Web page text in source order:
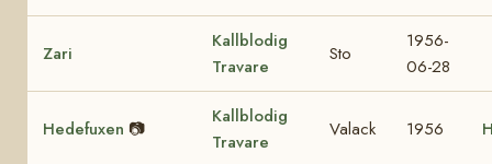
Zari
Kallblodig
Travare
Sto
1956-
06-28
Hedefuxen 📷
Kallblodig
Travare
Valack 1956